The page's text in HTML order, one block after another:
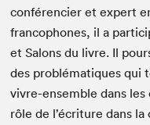
conférencier et expert
francophones, il a
et Salons du livre. Il
des problématiques qui
vivre-ensemble dans
rôle de l’écriture dans